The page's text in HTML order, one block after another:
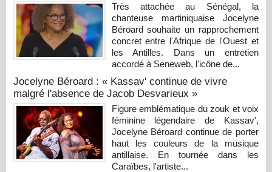
Très attachée au Sénégal, la
chanteuse martiniquaise Jocelyne
Béroard souhaite un rapprochement
concret entre l'Afrique de l'Ouest et
les Antilles. Dans un entretien
accordé à Seneweb, l'icône de...
Jocelyne Béroard : « Kassav' continue de vivre
malgré l'absence de Jacob Desvarieux »
Figure emblématique du zouk et voix
féminine légendaire de Kassav',
Jocelyne Béroard continue de porter
haut les couleurs de la musique
antillaise. En tournée dans les
Caraïbes, l'artiste...